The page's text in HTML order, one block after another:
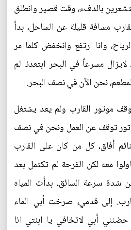
بالدفء، وقت قصير وانطلق
مسافة قليلة عن الساحل، بدأ
وانا ارتفع وانخفض كلما مر
مسرعاً في البحر ابتعدنا لم
نحن الآن في نصف البحر.
موتور القارب ولم يعد يشتغل
توقف عن العمل ونحن في نصف
أفاق، كل من كان على القارب
معه لكن الفرحة لم تكتمل بعد
شدة سرعة السائق، بدأت المياه
إلى قدمي، صرخت أبي الماء
أبي لاتخافي يا ابنتي انا